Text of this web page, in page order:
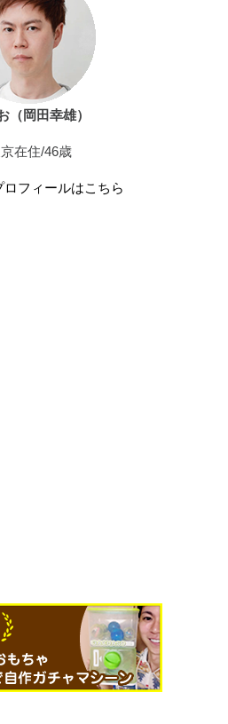
（岡田幸雄）
在住/46歳
フィールはこちら